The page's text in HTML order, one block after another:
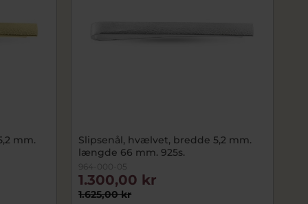
mm.
Slipsenål, hvælvet, bredde 5,2 mm.
længde 66 mm. 925s.
964-000-05
1.625,00 kr
1.300,00 kr